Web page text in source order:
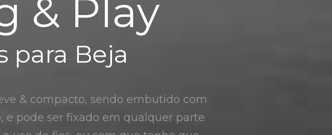
& Play
para Beja
& compacto, sendo embutido com
pode ser fixado em qualquer parte